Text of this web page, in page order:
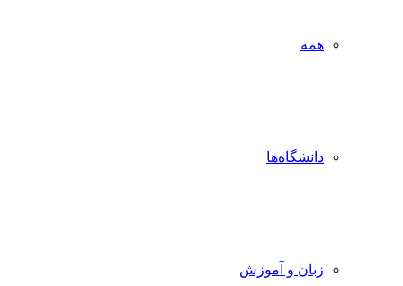
همه
دانشگاه‌ها
زبان و آموزش